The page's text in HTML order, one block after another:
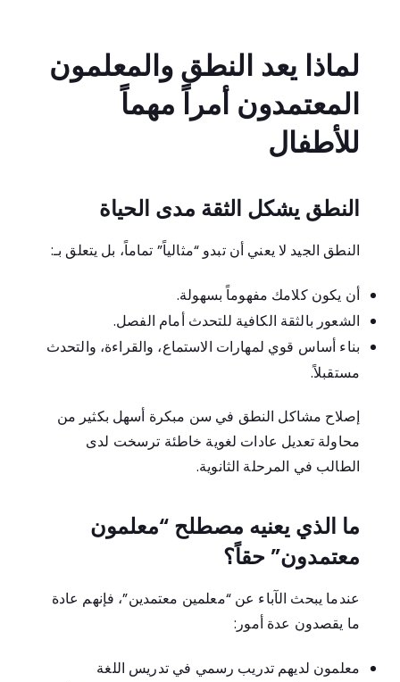
لماذا يعد النطق والمعلمون
المعتمدون أمراً مهماً
للأطفال
النطق يشكل الثقة مدى الحياة
النطق الجيد لا يعني أن تبدو “مثالياً” تماماً، بل يتعلق بـ:
أن يكون كلامك مفهوماً بسهولة.
الشعور بالثقة الكافية للتحدث أمام الفصل.
بناء أساس قوي لمهارات الاستماع، والقراءة، والتحدث
مستقبلاً.
إصلاح مشاكل النطق في سن مبكرة أسهل بكثير من
محاولة تعديل عادات لغوية خاطئة ترسخت لدى
الطالب في المرحلة الثانوية.
ما الذي يعنيه مصطلح “معلمون
معتمدون” حقاً؟
عندما يبحث الآباء عن “معلمين معتمدين”، فإنهم عادة
ما يقصدون عدة أمور:
معلمون لديهم تدريب رسمي في تدريس اللغة